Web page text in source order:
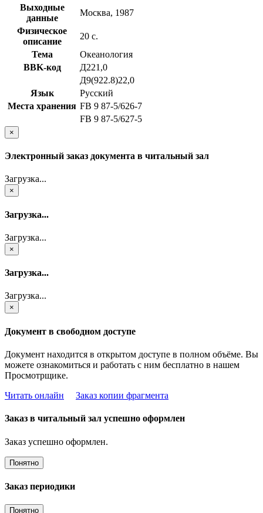
Выходные
данные
Москва, 1987
Физическое
описание
20 с.
Тема
Океанология
BBK-код
Д221,0
Д9(922.8)22,0
Язык
Русский
Места хранения FB 9 87-5/626-7
FB 9 87-5/627-5
×
Электронный заказ документа в читальный зал
Загрузка...
×
Загрузка...
Загрузка...
×
Загрузка...
Загрузка...
×
Документ в свободном доступе
Документ находится в открытом доступе в полном объёме. Вы
можете ознакомиться и работать с ним бесплатно в нашем
Просмотрщике.
Читать онлайн
Заказ копии фрагмента
Заказ в читальный зал успешно оформлен
Заказ успешно оформлен.
Понятно
Заказ периодики
Понятно